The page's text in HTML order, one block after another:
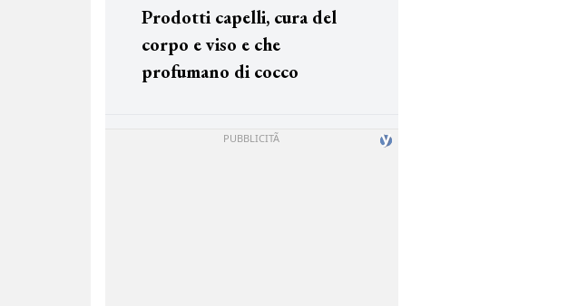
Prodotti capelli, cura del
corpo e viso e che
profumano di cocco